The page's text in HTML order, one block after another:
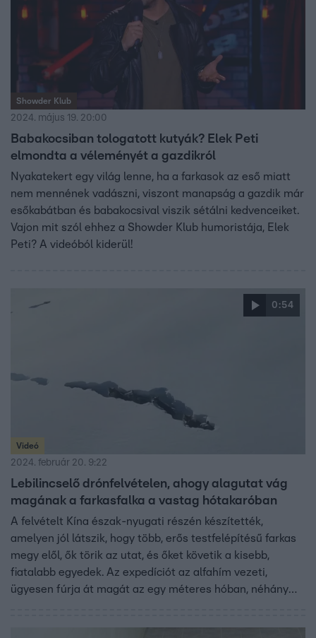
Showder Klub
2024. május 19. 20:00
Babakocsiban tologatott kutyák? Elek Peti
elmondta a véleményét a gazdikról
Nyakatekert egy világ lenne, ha a farkasok az eső miatt
nem mennének vadászni, viszont manapság a gazdik már
esőkabátban és babakocsival viszik sétálni kedvenceiket.
Vajon mit szól ehhez a Showder Klub humoristája, Elek
Peti? A videóból kiderül!
0:54
Videó
2024. február 20. 9:22
Lebilincselő drónfelvételen, ahogy alagutat vág
magának a farkasfalka a vastag hótakaróban
A felvételt Kína észak-nyugati részén készítették,
amelyen jól látszik, hogy több, erős testfelépítésű farkas
megy elől, ők törik az utat, és őket követik a kisebb,
fiatalabb egyedek. Az expedíciót az alfahím vezeti,
ügyesen fúrja át magát az egy méteres hóban, néhány